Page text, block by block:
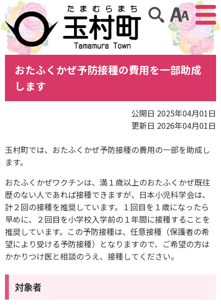
アクセ
サイト内検索
おたふくかぜ予防接種の費用を一部助成
します
公開日 2025年04月01日
更新日 2026年04月01日
玉村町では、おたふくかぜ予防接種の費用の一部を助成し
ます。
おたふくかぜワクチンは、満１歳以上のおたふくかぜ既往
歴のない人であれば接種できますが、日本小児科学会は、
計２回の接種を推奨しています。１回目を１歳になったら
早めに、２回目を小学校入学前の１年間に接種することを
推奨しています。この予防接種は、任意接種（保護者の希
望により受ける予防接種）となりますので、ご希望の方は
かかりつけ医と相談のうえ、接種してください。
対象者